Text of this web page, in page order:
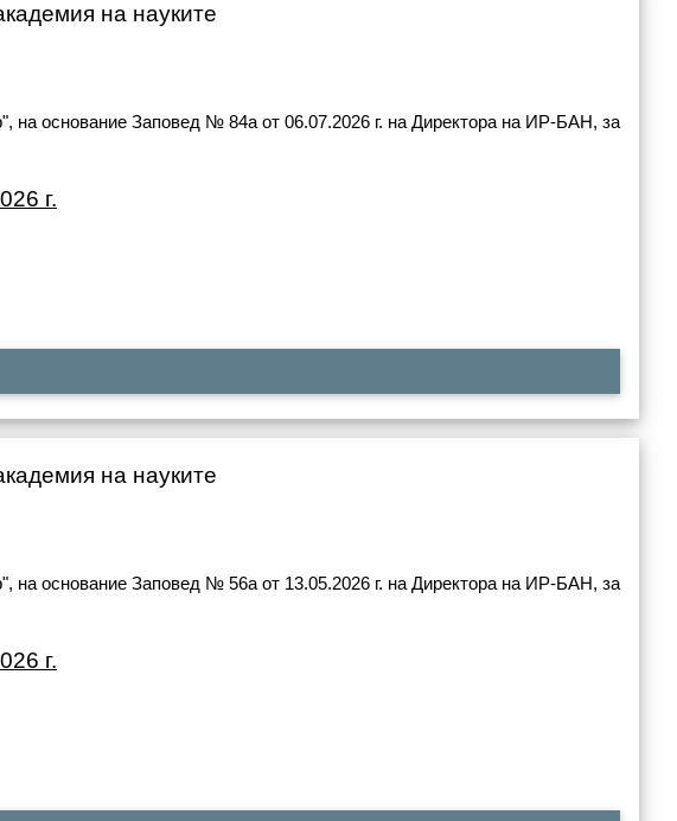
на науките
на основание Заповед № 84а от 06.07.2026 г. на Директора на ИР-БАН, за
г.
на науките
на основание Заповед № 56а от 13.05.2026 г. на Директора на ИР-БАН, за
г.